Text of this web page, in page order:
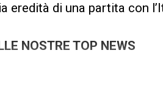
eredità di una partita con
NOSTRE TOP NEWS